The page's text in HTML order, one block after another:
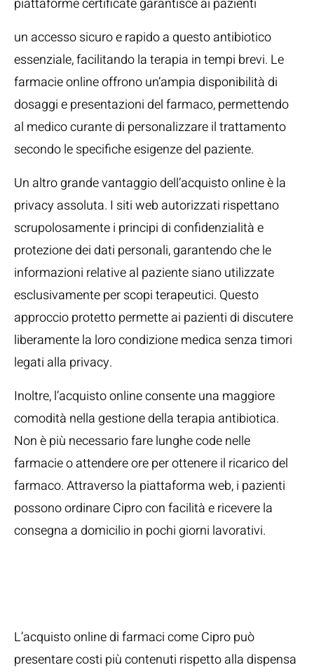
piattaforme certificate garantisce ai pazienti
un accesso sicuro e rapido a questo antibiotico
essenziale, facilitando la terapia in tempi brevi. Le
farmacie online offrono un’ampia disponibilità di
dosaggi e presentazioni del farmaco, permettendo
al medico curante di personalizzare il trattamento
secondo le specifiche esigenze del paziente.
Un altro grande vantaggio dell’acquisto online è la
privacy assoluta. I siti web autorizzati rispettano
scrupolosamente i principi di confidenzialità e
protezione dei dati personali, garantendo che le
informazioni relative al paziente siano utilizzate
esclusivamente per scopi terapeutici. Questo
approccio protetto permette ai pazienti di discutere
liberamente la loro condizione medica senza timori
legati alla privacy.
Inoltre, l’acquisto online consente una maggiore
comodità nella gestione della terapia antibiotica.
Non è più necessario fare lunghe code nelle
farmacie o attendere ore per ottenere il ricarico del
farmaco. Attraverso la piattaforma web, i pazienti
possono ordinare Cipro con facilità e ricevere la
consegna a domicilio in pochi giorni lavorativi.
L’acquisto online di farmaci come Cipro può
presentare costi più contenuti rispetto alla dispensa